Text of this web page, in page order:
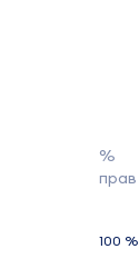
%
прав
100 %